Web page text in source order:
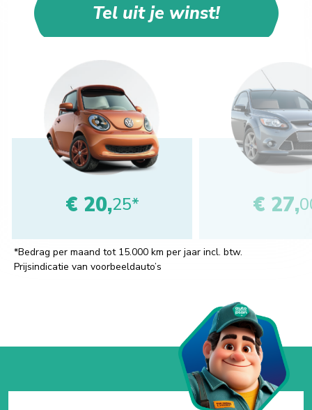
Tel uit je winst!
€ 20,25* € 27,
*Bedrag per maand tot 15.000 km per jaar incl. btw.
Prijsindicatie van voorbeeldauto’s